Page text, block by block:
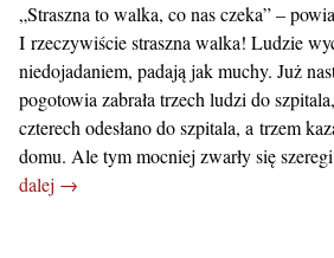
„Straszna to walka, co nas czeka” –
I rzeczywiście straszna walka! Ludzie
niedojadaniem, padają jak muchy. Już
pogotowia zabrała trzech ludzi do
czterech odesłano do szpitala, a trzem
domu. Ale tym mocniej zwarły się szeregi
dalej →